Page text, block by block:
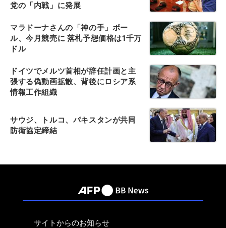
党の「内戦」に発展
マラドーナさんの「神の手」ボー
ル、今月競売に 落札予想価格は1千万
ドル
ドイツでメルツ首相が辞任計画と主
張する偽動画拡散、背後にロシア系
情報工作組織
サウジ、トルコ、パキスタンが共同
防衛協定締結
サイトからのお知らせ